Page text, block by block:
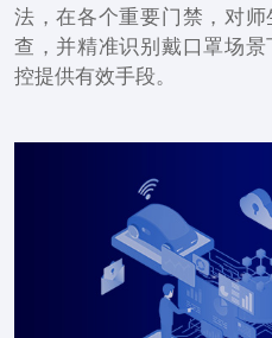
法，在各个重要门禁，对
查，并精准识别戴口罩场
控提供有效手段。